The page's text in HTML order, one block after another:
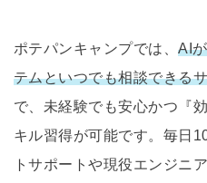
ポテパンキャンプでは、AI
テムといつでも相談できる
で、未経験でも安心かつ『
キル習得が可能です。毎日
トサポートや現役エンジニ